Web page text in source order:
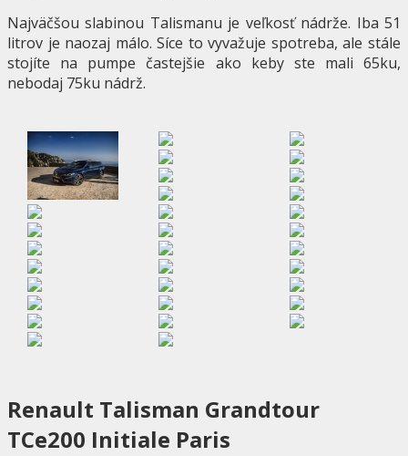
Najväčšou slabinou Talismanu je veľkosť nádrže. Iba 51
litrov je naozaj málo. Síce to vyvažuje spotreba, ale stále
stojíte na pumpe častejšie ako keby ste mali 65ku,
nebodaj 75ku nádrž.
Renault Talisman Grandtour
TCe200 Initiale Paris